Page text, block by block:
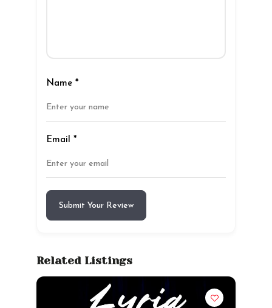
Name *
Email *
Submit Your Review
Related Listings